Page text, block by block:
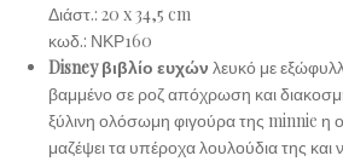
Διάστ.: 20 x 34,5 cm
κωδ.: ΝΚΡ160
Disney βιβλίο ευχών λευκό με
βαμμένο σε ροζ απόχρωση και
ξύλινη ολόσωμη φιγούρα της minnie η
μαζέψει τα υπέροχα λουλούδια της και